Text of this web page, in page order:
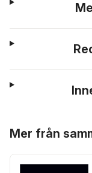
Mer från